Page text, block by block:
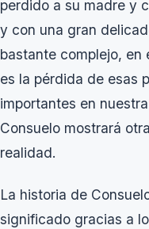
perdido a su madre y
y con una gran
bastante complejo, en
es la pérdida de esas
importantes en
Consuelo mostrará
realidad.
La historia de
significado gracias a